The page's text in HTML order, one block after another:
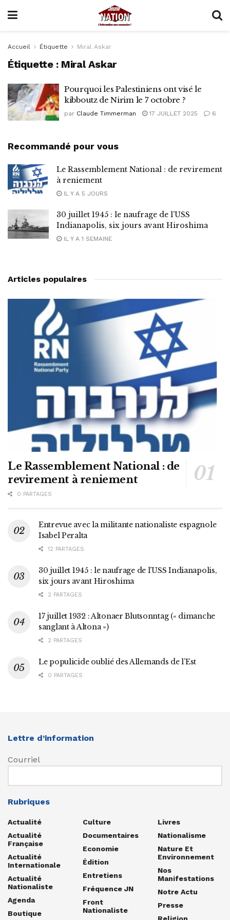
Accueil Étiquette Miral Askar
Étiquette : Miral Askar
Pourquoi les Palestiniens ont visé le
kibboutz de Nirim le 7 octobre ?
par Claude Timmerman 17 JUILLET 2025 6
Recommandé pour vous
Le Rassemblement National : de revirement
à reniement
IL Y A 5 JOURS
30 juillet 1945 : le naufrage de l’USS
Indianapolis, six jours avant Hiroshima
IL Y A 1 SEMAINE
Articles populaires
Le Rassemblement National : de
revirement à reniement
0 PARTAGES
Entrevue avec la militante nationaliste espagnole
Isabel Peralta
12 PARTAGES
30 juillet 1945 : le naufrage de l’USS Indianapolis,
six jours avant Hiroshima
2 PARTAGES
17 juillet 1932 : Altonaer Blutsonntag (« dimanche
sanglant à Altona »)
2 PARTAGES
Le populicide oublié des Allemands de l’Est
0 PARTAGES
Lettre d’information
Courriel
Rubriques
Actualité
Actualité
Française
Actualité
Internationale
Actualité
Nationaliste
Agenda
Boutique
Culture
Documentaires
Economie
Édition
Entretiens
Fréquence JN
Front
Nationaliste
Livres
Nationalisme
Nature Et
Environnement
Nos
Manifestations
Notre Actu
Presse